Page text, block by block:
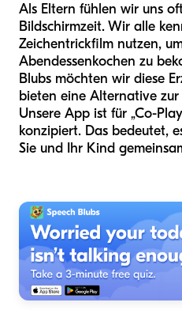
Als Eltern fühlen wir uns
Bildschirmzeit. Wir alle
Zeichentrickfilm nutzen,
Abendessenkochen zu
Blubs möchten wir diese
bieten eine Alternative
Unsere App ist für „Co-
konzipiert. Das bedeutet,
Sie und Ihr Kind